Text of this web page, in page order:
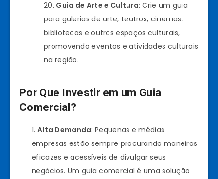
Guia de Arte e Cultura: Crie um guia
para galerias de arte, teatros, cinemas,
bibliotecas e outros espaços culturais,
promovendo eventos e atividades culturais
na região.
Por Que Investir em um Guia
Comercial?
Alta Demanda: Pequenas e médias
empresas estão sempre procurando maneiras
eficazes e acessíveis de divulgar seus
negócios. Um guia comercial é uma solução